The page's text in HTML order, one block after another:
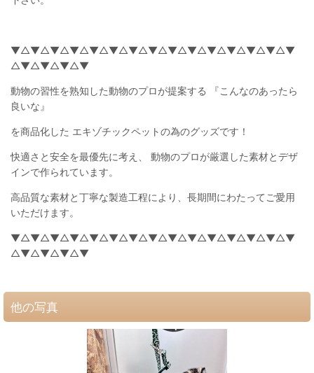
▼△▼△▼△▼△▼△▼△▼△▼△▼△▼△▼△▼△▼△▼△▼
△▼△▼△▼△▼
動物の習性を熟知した動物のプロが提案する 『こんなのあったら
良いな』
を商品化した エキゾチックペットの為のグッズです！
快適さと安全を最優先に考え、 動物のプロが厳選した素材とデザ
インで作られています。
高品質な素材と丁寧な製造工程により、長期間にわたってご愛用
いただけます。
▼△▼△▼△▼△▼△▼△▼△▼△▼△▼△▼△▼△▼△▼△▼
△▼△▼△▼△▼
他の写真